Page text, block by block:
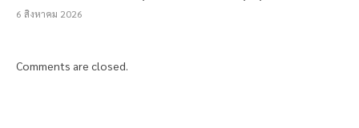
6 สิงหาคม 2026
Comments are closed.